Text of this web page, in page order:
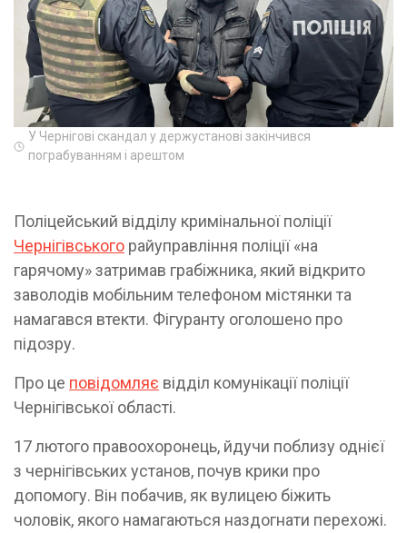
У Чернігові скандал у держустанові закінчився
пограбуванням і арештом
Поліцейський відділу кримінальної поліції
Чернігівського райуправління поліції «на
гарячому» затримав грабіжника, який відкрито
заволодів мобільним телефоном містянки та
намагався втекти. Фігуранту оголошено про
підозру.
Про це повідомляє відділ комунікації поліції
Чернігівської області.
17 лютого правоохоронець, йдучи поблизу однієї
з чернігівських установ, почув крики про
допомогу. Він побачив, як вулицею біжить
чоловік, якого намагаються наздогнати перехожі.